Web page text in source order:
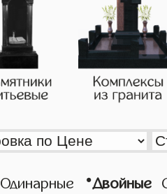
Одинарные •Двойные